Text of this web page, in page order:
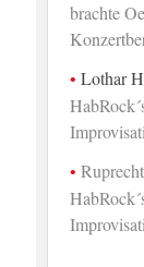
brachte
Lothar